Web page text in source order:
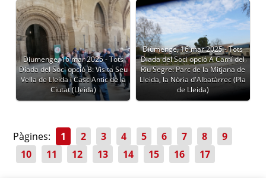
Diumenge, 16 mar 2025 - Tots
Diada del Soci opció B: Visita Seu
Vella de Lleida i Casc Antic de la
Ciutat (Lleida)
Diumenge, 16 mar 2025 - Tots
Diada del Soci opció A Camí del
Riu Segre: Parc de la Mitjana de
Lleida, la Nòria d'Albatàrrec (Pla
de Lleida)
Pàgines: 1 2 3 4 5 6 7 8
9
10
11 12 13 14 15 16 17